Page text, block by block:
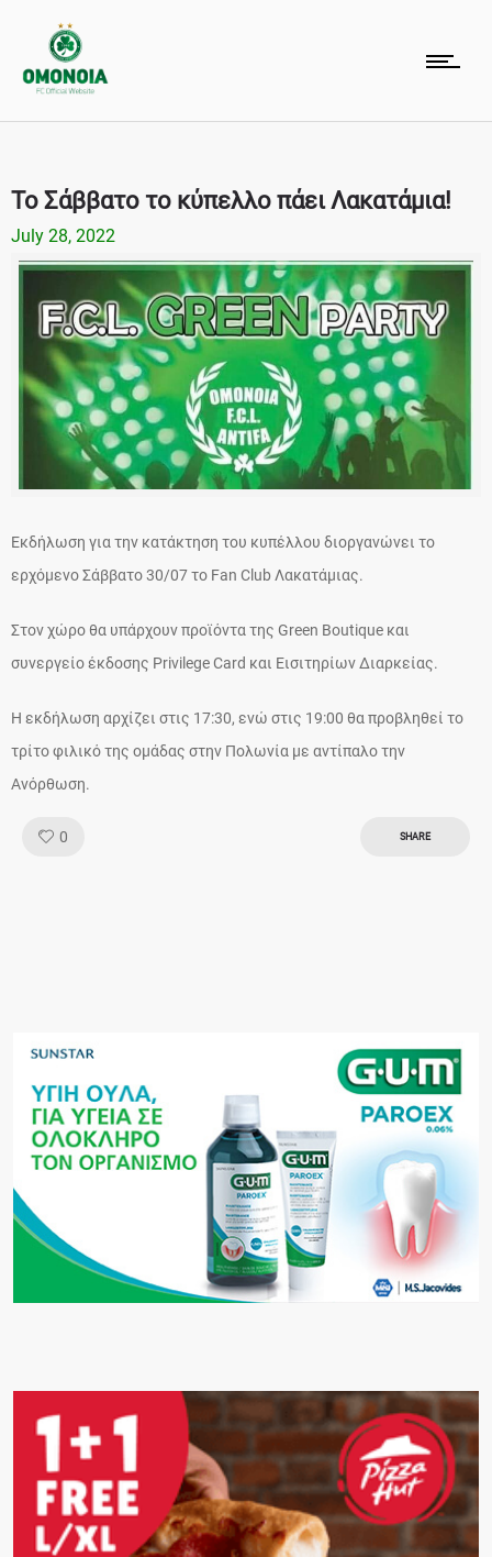
Το Σάββατο το κύπελλο πάει Λακατάμια!
July 28, 2022
Εκδήλωση για την κατάκτηση του κυπέλλου διοργανώνει το
ερχόμενο Σάββατο 30/07 το Fan Club Λακατάμιας.
Στον χώρο θα υπάρχουν προϊόντα της Green Boutique και
συνεργείο έκδοσης Privilege Card και Εισιτηρίων Διαρκείας.
Η εκδήλωση αρχίζει στις 17:30, ενώ στις 19:00 θα προβληθεί το
τρίτο φιλικό της ομάδας στην Πολωνία με αντίπαλο την
Ανόρθωση.
0 SHARE